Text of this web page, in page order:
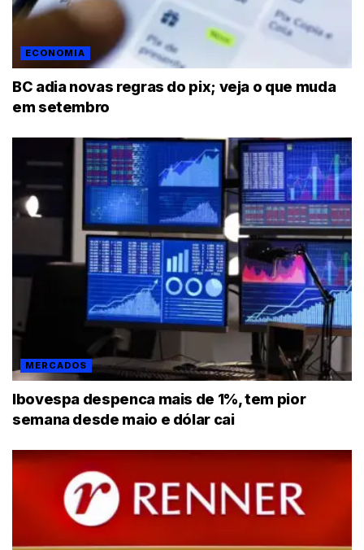
ECONOMIA
BC adia novas regras do pix; veja o que muda
em setembro
MERCADOS
Ibovespa despenca mais de 1%, tem pior
semana desde maio e dólar cai